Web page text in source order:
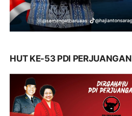
HUT KE-53 PDI PERJUANGAN